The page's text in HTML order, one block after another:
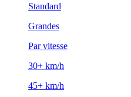
Standard
Grandes
Par vitesse
30+ km/h
45+ km/h